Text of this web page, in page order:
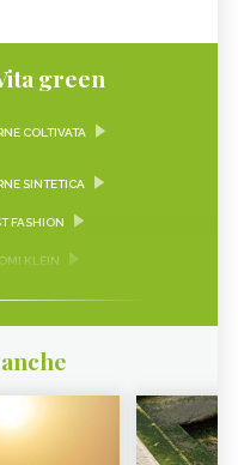
green
COLTIVATA
SINTETICA
FASHION
KLEIN
CLIMATICO